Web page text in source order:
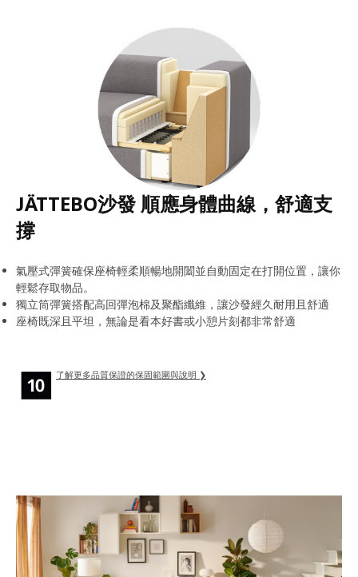
JÄTTEBO沙發 順應身體曲線，舒適支
撐
氣壓式彈簧確保座椅輕柔順暢地開闔並自動固定在打開位置，讓你
輕鬆存取物品。
獨立筒彈簧搭配高回彈泡棉及聚酯纖維，讓沙發經久耐用且舒適
座椅既深且平坦，無論是看本好書或小憩片刻都非常舒適
了解更多品質保證的保固範圍與說明 ❯